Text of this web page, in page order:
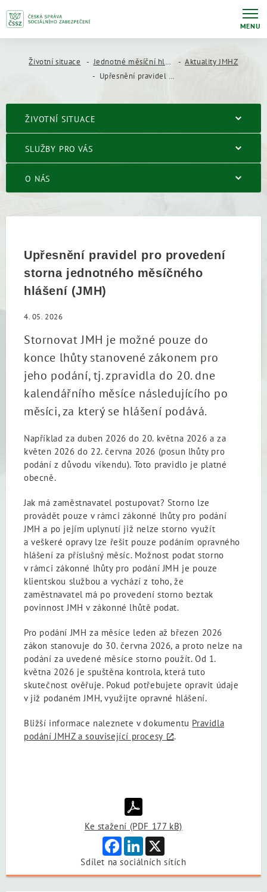
MENU
Životní situace Jednotné měsíční hlášení zaměstnavatele (JMHZ)
Aktuality JMHZ
Upřesnění pravidel pro provedení storna jednotného měsíčného hlášení (JMH)
ŽIVOTNÍ SITUACE
SLUŽBY PRO VÁS
O NÁS
Upřesnění pravidel pro provedení
storna jednotného měsíčného
hlášení (JMH)
4. 05. 2026
Stornovat JMH je možné pouze do
konce lhůty stanovené zákonem pro
jeho podání, tj. zpravidla do 20. dne
kalendářního měsíce následujícího po
měsíci, za který se hlášení podává.
Například za duben 2026 do 20. května 2026 a za
květen 2026 do 22. června 2026 (posun lhůty pro
podání z důvodu víkendu). Toto pravidlo je platné
obecně.
Jak má zaměstnavatel postupovat? Storno lze
provádět pouze v rámci zákonné lhůty pro podání
JMH a po jejím uplynutí již nelze storno využít
a veškeré opravy lze řešit pouze podáním opravného
hlášení za příslušný měsíc. Možnost podat storno
v rámci zákonné lhůty pro podání JMH je pouze
klientskou službou a vychází z toho, že
zaměstnavatel má po provedení storno beztak
povinnost JMH v zákonné lhůtě podat.
Pro podání JMH za měsíce leden až březen 2026
zákon stanovuje do 30. června 2026, a proto nelze na
podání za uvedené měsíce storno použít. Od 1.
května 2026 je spuštěna kontrola, která tuto
skutečnost ověřuje. Pokud potřebujete opravit údaje
v již podaném JMH, využijte opravné hlášení.
Bližší informace naleznete v dokumentu Pravidla
podání JMHZ a související procesy
.
Ke stažení (PDF 177 kB)
FacebookLinkedIn
Sdílet na sociálních sítích